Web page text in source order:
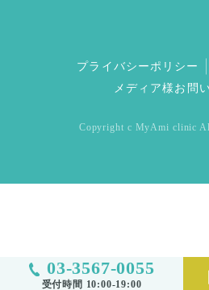
03-3567-0055
受付時間 10:00-19:00
プライバシーポリシー
メディア様お問
Copyright c MyAmi clinic